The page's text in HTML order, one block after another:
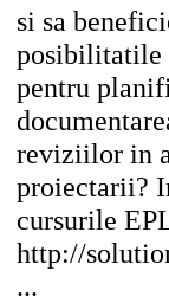
si sa
posibilitatile
pentru
reviziilor in
proiectarii?
cursurile
http://
...